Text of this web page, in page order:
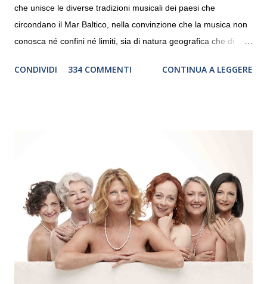
che unisce le diverse tradizioni musicali dei paesi che
circondano il Mar Baltico, nella convinzione che la musica non
conosca né confini né limiti, sia di natura geografica che di
debutterà il 10 settembre a Heiden, in Germania, e toccherà, in
“Settembre dell’Accademia” dove si esibirà per il secondo anno
consecutivo. Il pubblico milanese avrà il piacere di applaudire i
giovani artisti della Baltic Sea Youth Philharmonic per la quarta
volta. L’orchestra, fondata nel 2008 da Kristjan Järvi (affiancato
da un prestigioso consiglio di consulent...
CONDIVIDI 334 COMMENTI CONTINUA A LEGGERE